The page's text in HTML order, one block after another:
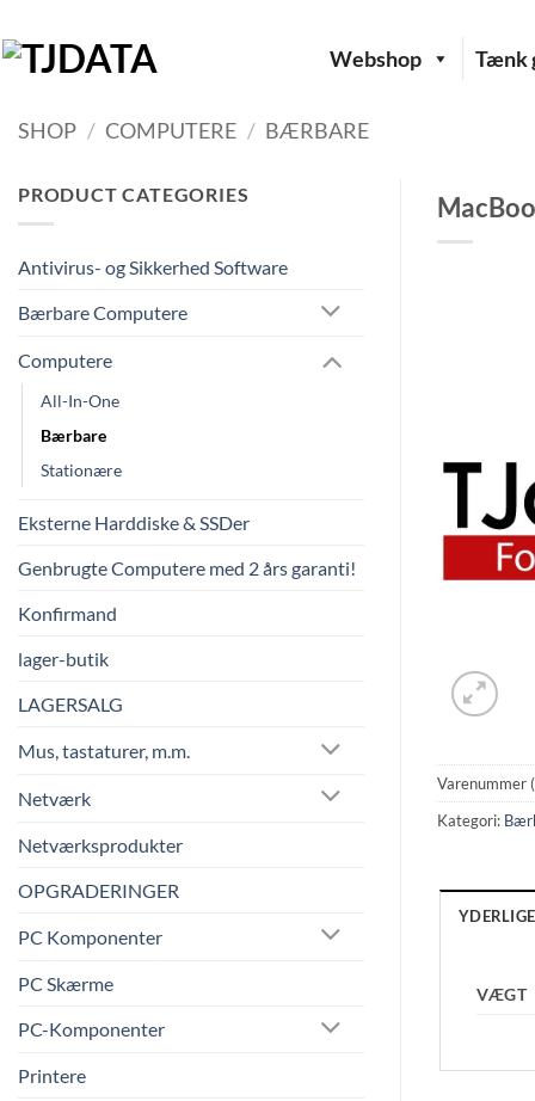
til
indhold
Webshop Tænk
SHOP / COMPUTERE / BÆRBARE
PRODUCT CATEGORIES
Antivirus- og Sikkerhed Software
Bærbare Computere
Computere
All-In-One
Bærbare
Stationære
Eksterne Harddiske & SSDer
Genbrugte Computere med 2 års garanti!
Konfirmand
lager-butik
LAGERSALG
Mus, tastaturer, m.m.
Netværk
Netværksprodukter
OPGRADERINGER
PC Komponenter
PC Skærme
PC-Komponenter
Printere
Varenummer
Kategori:
VÆGT